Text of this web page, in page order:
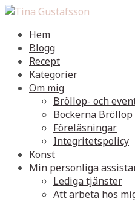
Hem
Blogg
Recept
Kategorier
Om mig
Bröllop- och
Böckerna Bröllop
Föreläsningar
Integritetspolicy
Konst
Min personliga
Lediga tjänster
Att arbeta hos